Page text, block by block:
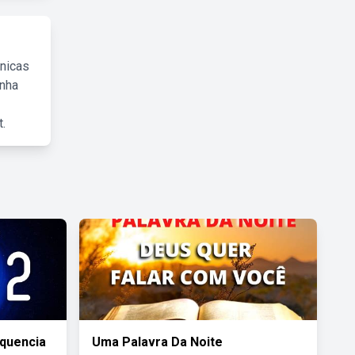
Uma Palavra Da Noite